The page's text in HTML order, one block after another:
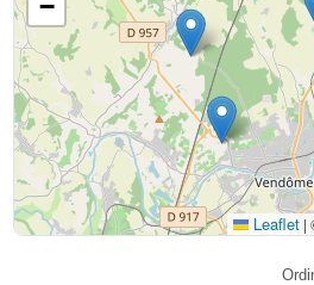
−
Leaflet |